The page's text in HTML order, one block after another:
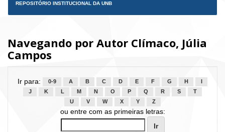
REPOSITÓRIO INSTITUCIONAL DA UNB
Navegando por Autor Clímaco, Júlia
Campos
Ir para: 0-9 A B C D E F G H
J
K L M N O P Q R S
T
U
V W X Y Z
ou entre com as primeiras letras: